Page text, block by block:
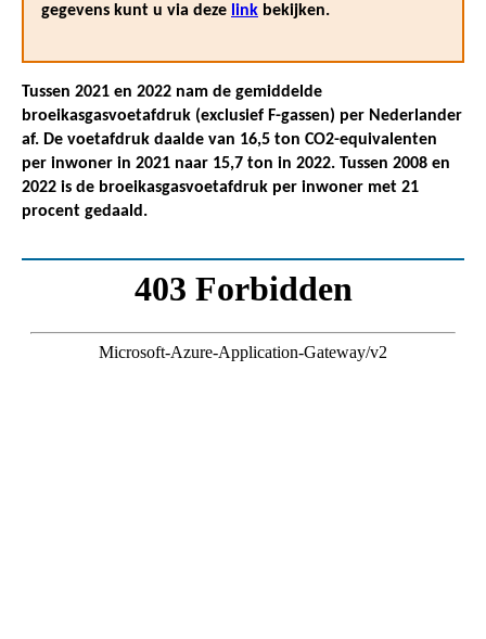
gegevens kunt u via deze link bekijken.
Tussen 2021 en 2022 nam de gemiddelde
broeikasgasvoetafdruk (exclusief F-gassen) per Nederlander
af. De voetafdruk daalde van 16,5 ton CO2-equivalenten
per inwoner in 2021 naar 15,7 ton in 2022. Tussen 2008 en
2022 is de broeikasgasvoetafdruk per inwoner met 21
procent gedaald.